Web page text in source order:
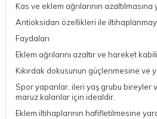
Kas ve eklem ağrılarının azaltılmasına
Antioksidan özellikleri ile
Faydaları
Eklem ağrılarını azaltır ve hareket
Kıkırdak dokusunun güçlenmesine ve
Spor yapanlar, ileri yaş grubu bireyler
maruz kalanlar için idealdir.
Eklem iltihaplarının hafifletilmesine